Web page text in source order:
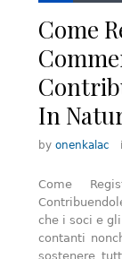
Come
In
by onenkalac
Come
che i soci e
contanti
sostenere